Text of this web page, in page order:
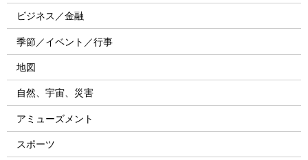
ビジネス／金融
季節／イベント／行事
地図
自然、宇宙、災害
アミューズメント
スポーツ